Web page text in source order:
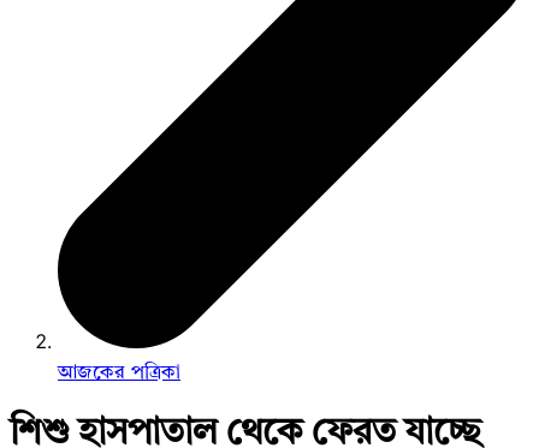
আজকের পত্রিকা
শিশু হাসপাতাল থেকে ফেরত যাচ্ছে